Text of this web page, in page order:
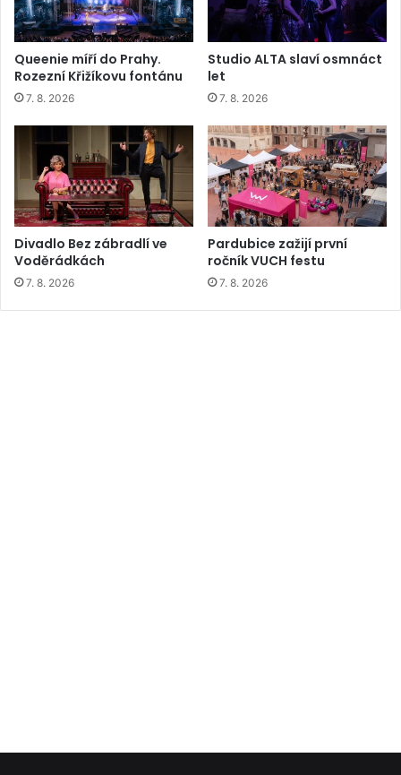
Queenie míří do Prahy.
Rozezní Křižíkovu fontánu
7. 8. 2026
Studio ALTA slaví osmnáct
let
7. 8. 2026
Divadlo Bez zábradlí ve
Voděrádkách
7. 8. 2026
Pardubice zažijí první
ročník VUCH festu
7. 8. 2026